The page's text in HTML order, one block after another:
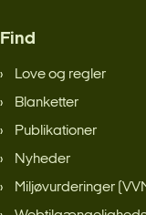
Find
Love og regler
Blanketter
Publikationer
Nyheder
Miljøvurderinger